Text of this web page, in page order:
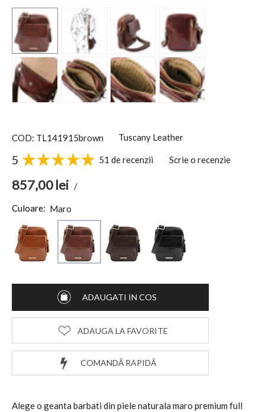
COD: TL141915brown Tuscany Leather
5 51 de recenzii Scrie o recenzie
857,00lei /
Culoare: Maro
ADAUGATI IN COS
COMANDĂ RAPIDĂ
ADAUGA LA FAVORITE
Alege o geanta barbati din piele naturala maro premium full